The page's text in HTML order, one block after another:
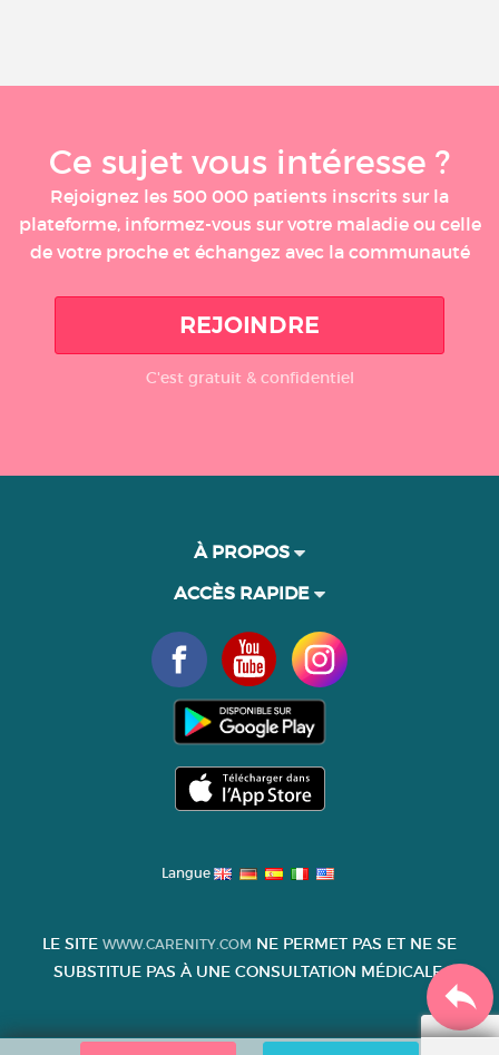
Ce sujet vous intéresse ?
Rejoignez les 500 000 patients inscrits sur la
plateforme, informez-vous sur votre maladie ou celle
de votre proche et échangez avec la communauté
REJOINDRE
C'est gratuit & confidentiel
À PROPOS
ACCÈS RAPIDE
Langue
LE SITE WWW.CARENITY.COM NE PERMET PAS ET NE SE
SUBSTITUE PAS À UNE CONSULTATION MÉDICALE.